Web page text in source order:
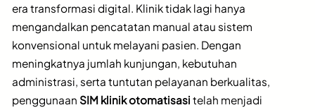
era transformasi digital. Klinik tidak lagi hanya
mengandalkan pencatatan manual atau sistem
konvensional untuk melayani pasien. Dengan
meningkatnya jumlah kunjungan, kebutuhan
administrasi, serta tuntutan pelayanan berkualitas,
penggunaan SIM klinik otomatisasi telah menjadi